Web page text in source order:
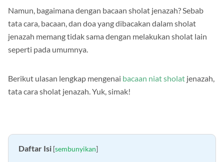
Namun, bagaimana dengan bacaan sholat jenazah? Sebab
tata cara, bacaan, dan doa yang dibacakan dalam sholat
jenazah memang tidak sama dengan melakukan sholat lain
seperti pada umumnya.
Berikut ulasan lengkap mengenai bacaan niat sholat jenazah,
tata cara sholat jenazah. Yuk, simak!
Daftar Isi [sembunyikan]